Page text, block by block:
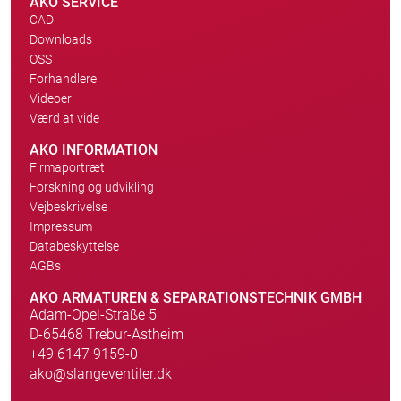
CAD
Downloads
OSS
Forhandlere
Videoer
Værd at vide
AKO INFORMATION
Firmaportræt
Forskning og udvikling
Vejbeskrivelse
Impressum
Databeskyttelse
AGBs
AKO ARMATUREN & SEPARATIONSTECHNIK GMBH
Adam-Opel-Straße 5
D-65468 Trebur-Astheim
+49 6147 9159-0
ako@slangeventiler.dk